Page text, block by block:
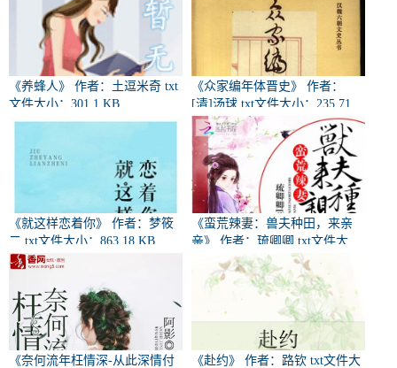
《养蜂人》 作者：土逗米奇 txt
文件大小：301.1 KB
《众家编年体晋史》 作者：
[清]汤球 txt文件大小：235.71
KB
《就这样恋着你》 作者：梦筱
二 txt文件大小：863.18 KB
《蛮荒辣妻：兽夫种田，来亲
亲》 作者：琉卿卿 txt文件大
小：890.98 KB
《奈何流年枉情深-从此深情付
《赴约》 作者：路钦 txt文件大